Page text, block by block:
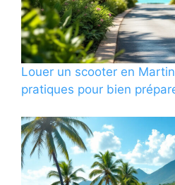
Louer un scooter en
pratiques pour bien